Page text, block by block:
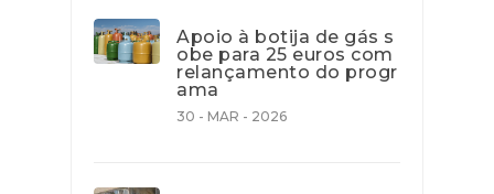
Apoio à botija de gás s
obe para 25 euros com
relançamento do progr
ama
30 - MAR - 2026